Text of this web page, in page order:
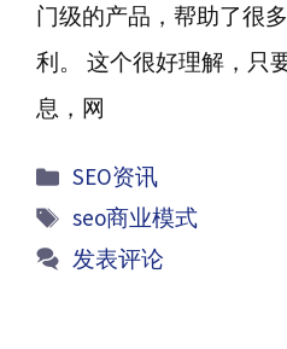
门级的产品，帮助了很
利。 这个很好理解，只
息，网
分
SEO资讯
标
签
seo商业模式
发表评论